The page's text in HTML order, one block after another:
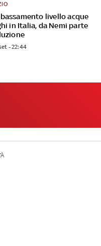
livello acque
in Italia, da Nemi parte
- 22:44